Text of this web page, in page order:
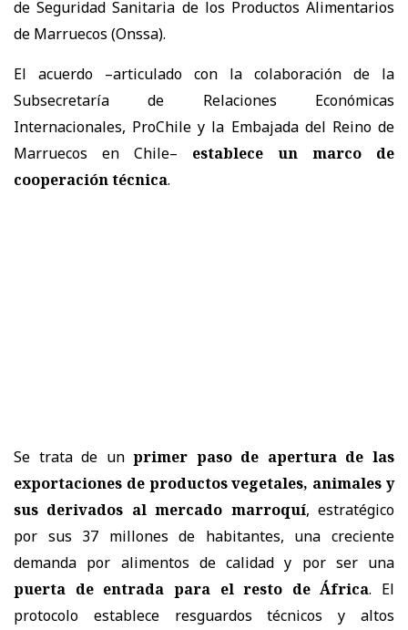
de Seguridad Sanitaria de los Productos Alimentarios
de Marruecos (Onssa).
El acuerdo –articulado con la colaboración de la
Subsecretaría de Relaciones Económicas
Internacionales, ProChile y la Embajada del Reino de
Marruecos en Chile– establece un marco de
cooperación técnica.
Se trata de unprimer paso de apertura de las
exportaciones de productos vegetales, animales y
sus derivados al mercado marroquí, estratégico
por sus 37 millones de habitantes, una creciente
demanda por alimentos de calidad y por ser una
puerta de entrada para el resto de África. El
protocolo establece resguardos técnicos y altos